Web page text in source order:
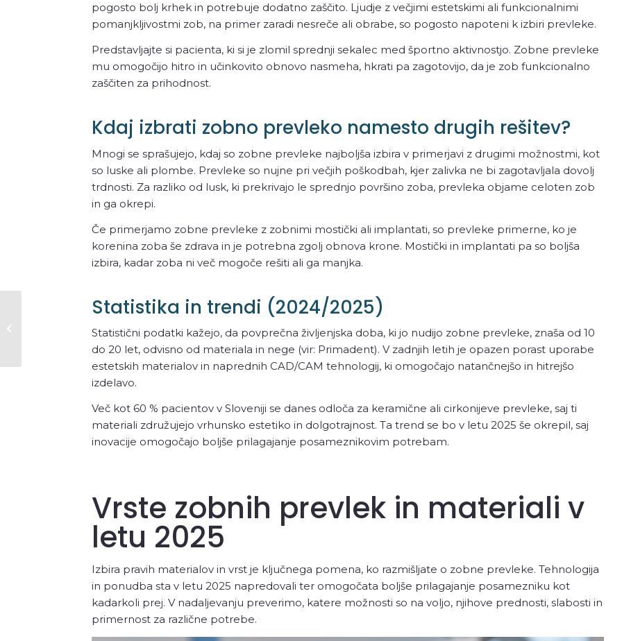
pogosto bolj krhek in potrebuje dodatno zaščito. Ljudje z večjimi estetskimi ali funkcionalnimi
pomanjkljivostmi zob, na primer zaradi nesreče ali obrabe, so pogosto napoteni k izbiri prevleke.
Predstavljajte si pacienta, ki si je zlomil sprednji sekalec med športno aktivnostjo. Zobne prevleke
mu omogočijo hitro in učinkovito obnovo nasmeha, hkrati pa zagotovijo, da je zob funkcionalno
zaščiten za prihodnost.
Kdaj izbrati zobno prevleko namesto drugih rešitev?
Mnogi se sprašujejo, kdaj so zobne prevleke najboljša izbira v primerjavi z drugimi možnostmi, kot
so luske ali plombe. Prevleke so nujne pri večjih poškodbah, kjer zalivka ne bi zagotavljala dovolj
trdnosti. Za razliko od lusk, ki prekrivajo le sprednjo površino zoba, prevleka objame celoten zob
in ga okrepi.
Če primerjamo zobne prevleke z zobnimi mostički ali implantati, so prevleke primerne, ko je
korenina zoba še zdrava in je potrebna zgolj obnova krone. Mostički in implantati pa so boljša
izbira, kadar zoba ni več mogoče rešiti ali ga manjka.
Statistika in trendi (2024/2025)
Statistični podatki kažejo, da povprečna življenjska doba, ki jo nudijo zobne prevleke, znaša od 10
do 20 let, odvisno od materiala in nege (vir: Primadent). V zadnjih letih je opazen porast uporabe
estetskih materialov in naprednih CAD/CAM tehnologij, ki omogočajo natančnejšo in hitrejšo
izdelavo.
Več kot 60 % pacientov v Sloveniji se danes odloča za keramične ali cirkonijeve prevleke, saj ti
materiali združujejo vrhunsko estetiko in dolgotrajnost. Ta trend se bo v letu 2025 še okrepil, saj
inovacije omogočajo boljše prilagajanje posameznikovim potrebam.
Vrste zobnih prevlek in materiali v
letu 2025
Izbira pravih materialov in vrst je ključnega pomena, ko razmišljate o zobne prevleke. Tehnologija
in ponudba sta v letu 2025 napredovali ter omogočata boljše prilagajanje posamezniku kot
kadarkoli prej. V nadaljevanju preverimo, katere možnosti so na voljo, njihove prednosti, slabosti in
primernost za različne potrebe.